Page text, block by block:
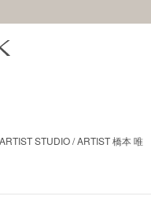
STUDIO / ARTIST 橋本 唯